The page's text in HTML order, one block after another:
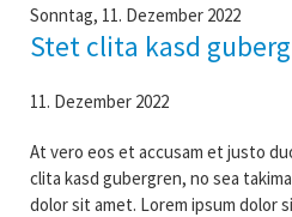
Sonntag, 11. Dezember 2022
Stet clita kasd
11. Dezember 2022
At vero eos et accusam et justo
clita kasd gubergren, no sea
dolor sit amet. Lorem ipsum dolor